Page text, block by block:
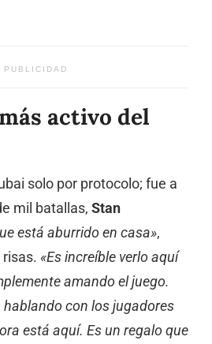
PUBLICIDAD
activo del
solo por protocolo; fue a
mil batallas, Stan
está aburrido en casa»,
«Es increíble verlo aquí
amando el juego.
con los jugadores
está aquí. Es un regalo que